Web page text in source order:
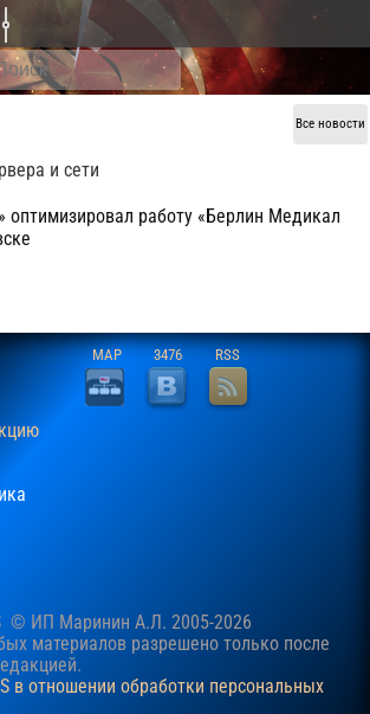
Все новости
и сети
оптимизировал работу «Берлин Медикал
MAP 3476 RSS
© ИП Маринин А.Л. 2005-2026
материалов разрешено только после
в отношении обработки персональных